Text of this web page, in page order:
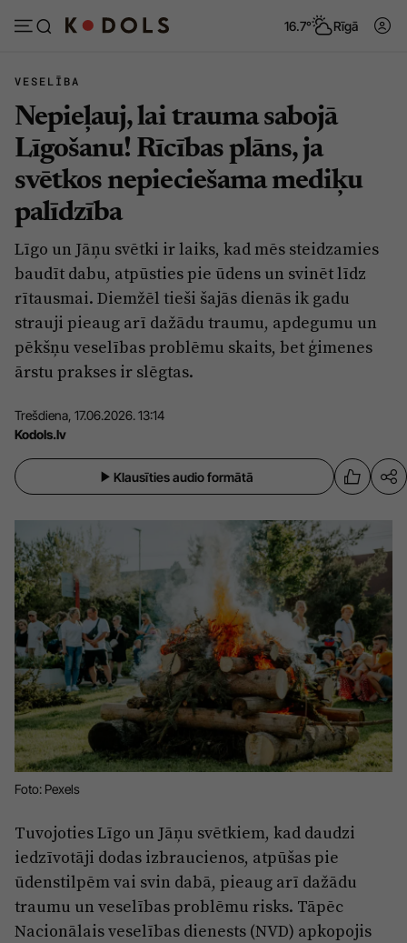
16.7° Rīgā
Abonēt Pieslēgties
Ziņas
Politika
Pašvaldības
Izglītība
Veselība
Ģimene
Sports
Drošība
Tēmas
Dzīve un ticība
Ekonomika
Krimināli
Pierīga
Ādaži
Ķekava
Mārupe
Olaine
Ropaži
Salaspils
Saulkrasti
Jūrmala
Projekti
Mediju atbalsta fonds
Zivju fonds
Zaļā nākotne
Iedvesmai nav vecuma
Vide
Kodols
Par laikrakstu
Privātuma politika
VESELĪBA
Nepieļauj, lai trauma sabojā
Līgošanu! Rīcības plāns, ja
svētkos nepieciešama mediķu
palīdzība
Līgo un Jāņu svētki ir laiks, kad mēs steidzamies
baudīt dabu, atpūsties pie ūdens un svinēt līdz
rītausmai. Diemžēl tieši šajās dienās ik gadu
strauji pieaug arī dažādu traumu, apdegumu un
pēkšņu veselības problēmu skaits, bet ģimenes
ārstu prakses ir slēgtas.
Trešdiena, 17.06.2026. 13:14
Kodols.lv
Klausīties audio formātā
Foto: Pexels
Tuvojoties Līgo un Jāņu svētkiem, kad daudzi
iedzīvotāji dodas izbraucienos, atpūšas pie
ūdenstilpēm vai svin dabā, pieaug arī dažādu
traumu un veselības problēmu risks. Tāpēc
Nacionālais veselības dienests (NVD) apkopojis